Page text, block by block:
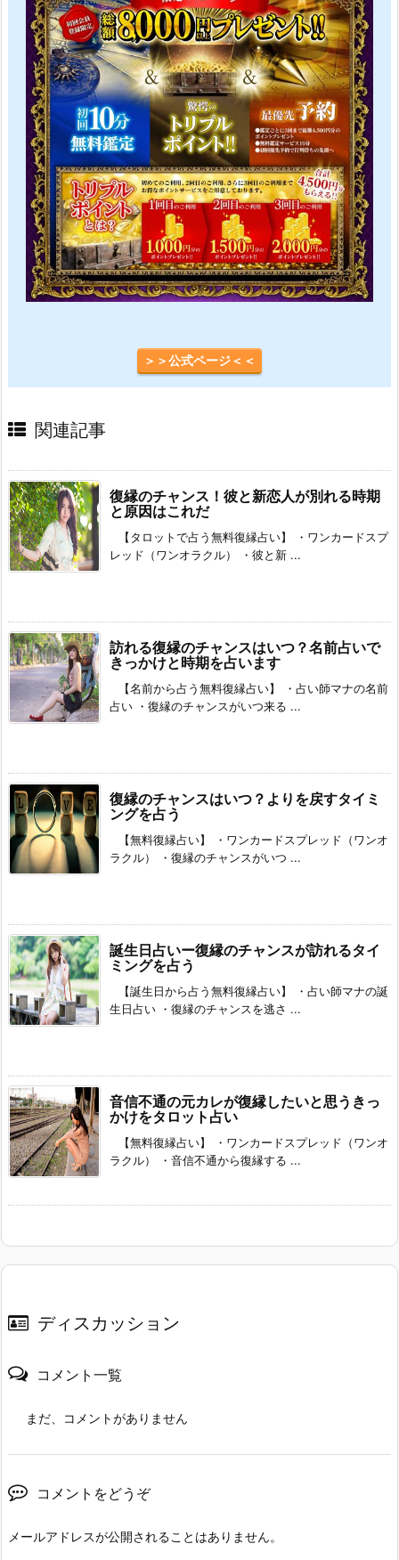
＞＞公式ページ＜＜
関連記事
復縁のチャンス！彼と新恋人が別れる時期
と原因はこれだ
【タロットで占う無料復縁占い】 ・ワンカードスプ
レッド（ワンオラクル） ・彼と新 ...
訪れる復縁のチャンスはいつ？名前占いで
きっかけと時期を占います
【名前から占う無料復縁占い】 ・占い師マナの名前
占い ・復縁のチャンスがいつ来る ...
復縁のチャンスはいつ？よりを戻すタイミ
ングを占う
【無料復縁占い】 ・ワンカードスプレッド（ワンオ
ラクル） ・復縁のチャンスがいつ ...
誕生日占いー復縁のチャンスが訪れるタイ
ミングを占う
【誕生日から占う無料復縁占い】 ・占い師マナの誕
生日占い ・復縁のチャンスを逃さ ...
音信不通の元カレが復縁したいと思うきっ
かけをタロット占い
【無料復縁占い】 ・ワンカードスプレッド（ワンオ
ラクル） ・音信不通から復縁する ...
ディスカッション
コメント一覧
まだ、コメントがありません
コメントをどうぞ
メールアドレスが公開されることはありません。